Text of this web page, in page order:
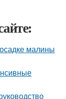
малины